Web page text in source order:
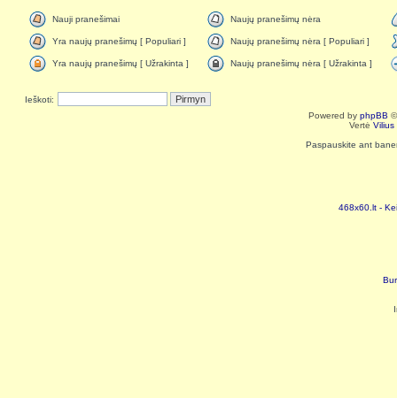
Nauji pranešimai Naujų pranešimų nėra
Yra naujų pranešimų [ Populiari ] Naujų pranešimų nėra [ Populiari ]
Yra naujų pranešimų [ Užrakinta ] Naujų pranešimų nėra [ Užrakinta ]
Ieškoti:
Powered by phpBB
Vertė Vilius
Paspauskite ant
468x60.lt -